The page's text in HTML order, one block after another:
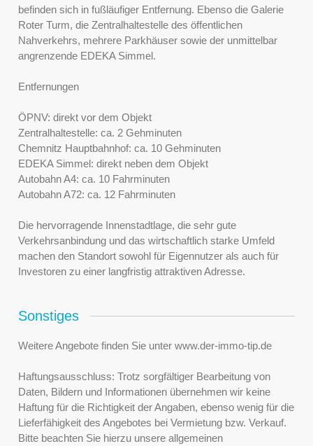
befinden sich in fußläufiger Entfernung. Ebenso die Galerie
Roter Turm, die Zentralhaltestelle des öffentlichen
Nahverkehrs, mehrere Parkhäuser sowie der unmittelbar
angrenzende EDEKA Simmel.
Entfernungen
ÖPNV: direkt vor dem Objekt
Zentralhaltestelle: ca. 2 Gehminuten
Chemnitz Hauptbahnhof: ca. 10 Gehminuten
EDEKA Simmel: direkt neben dem Objekt
Autobahn A4: ca. 10 Fahrminuten
Autobahn A72: ca. 12 Fahrminuten
Die hervorragende Innenstadtlage, die sehr gute
Verkehrsanbindung und das wirtschaftlich starke Umfeld
machen den Standort sowohl für Eigennutzer als auch für
Investoren zu einer langfristig attraktiven Adresse.
Sonstiges
Weitere Angebote finden Sie unter www.der-immo-tip.de
Haftungsausschluss: Trotz sorgfältiger Bearbeitung von
Daten, Bildern und Informationen übernehmen wir keine
Haftung für die Richtigkeit der Angaben, ebenso wenig für die
Lieferfähigkeit des Angebotes bei Vermietung bzw. Verkauf.
Bitte beachten Sie hierzu unsere allgemeinen